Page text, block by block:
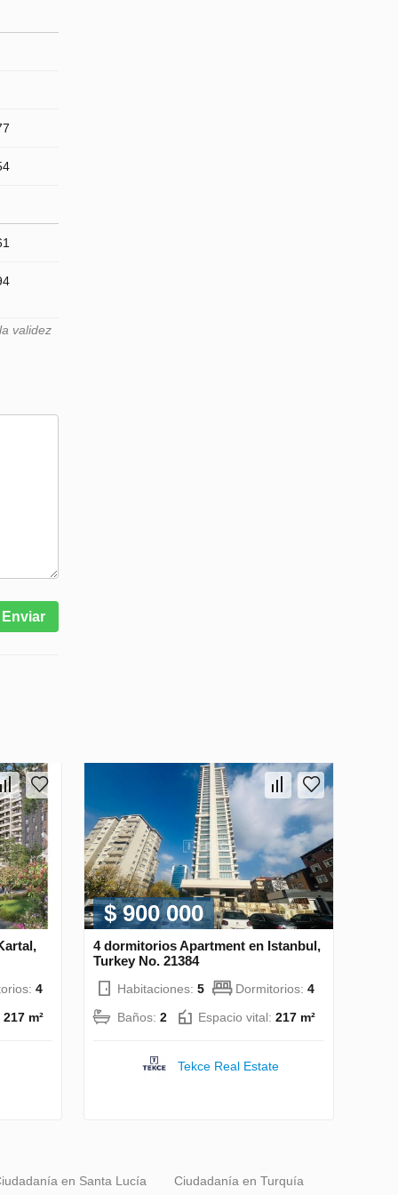
validez
Enviar
4
217 m²
$ 900 000
4 dormitorios Apartment en Istanbul,
Turkey No. 21384
Habitaciones: 5 Dormitorios: 4
Baños: 2 Espacio vital: 217 m²
Tekce Real Estate
en Santa Lucía Ciudadanía en Turquía